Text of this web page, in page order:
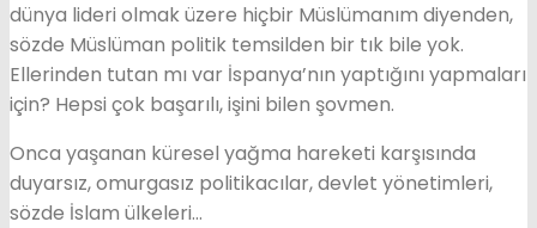
dünya lideri olmak üzere hiçbir Müslümanım diyenden,
sözde Müslüman politik temsilden bir tık bile yok.
Ellerinden tutan mı var İspanya’nın yaptığını yapmaları
için? Hepsi çok başarılı, işini bilen şovmen.
Onca yaşanan küresel yağma hareketi karşısında
duyarsız, omurgasız politikacılar, devlet yönetimleri,
sözde İslam ülkeleri…